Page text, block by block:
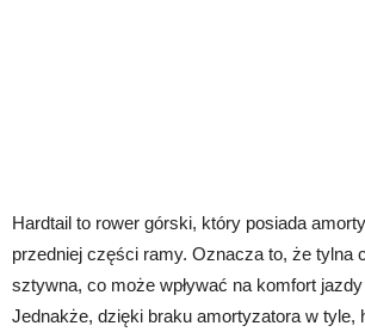
Hardtail to rower górski, który posiada
przedniej części ramy. Oznacza to, że tylna
sztywna, co może wpływać na komfort
Jednakże, dzięki braku amortyzatora w tyle,